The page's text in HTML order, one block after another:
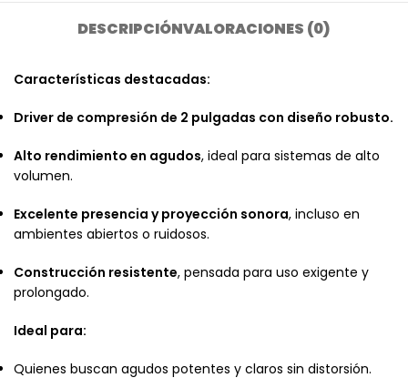
DESCRIPCIÓNVALORACIONES (0)
Características destacadas:
Driver de compresión de 2 pulgadas con diseño robusto.
Alto rendimiento en agudos, ideal para sistemas de alto
volumen.
Excelente presencia y proyección sonora, incluso en
ambientes abiertos o ruidosos.
Construcción resistente, pensada para uso exigente y
prolongado.
Ideal para:
Quienes buscan agudos potentes y claros sin distorsión.